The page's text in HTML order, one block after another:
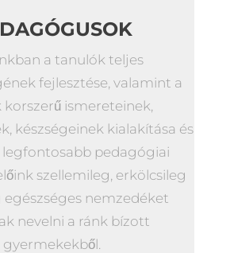
a tanulók teljes
fejlesztése, valamint a
ismereteinek,
készségeinek kialakítása és
legfontosabb pedagógiai
szellemileg, erkölcsileg
egészséges nemzedéket
nevelni a ránk bízott
gyermekekből.